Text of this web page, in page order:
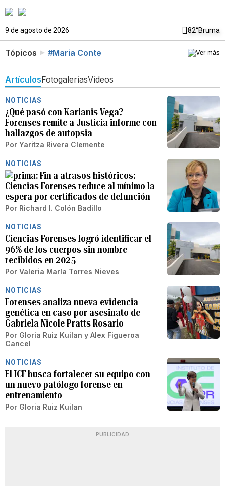
9 de agosto de 2026 82°Bruma
Tópicos #Maria Conte
ArtículosFotogaleríasVídeos
NOTICIAS
¿Qué pasó con Karianis Vega?
Forenses remite a Justicia informe con
hallazgos de autopsia
Por Yaritza Rivera Clemente
NOTICIAS
Fin a atrasos históricos:
Ciencias Forenses reduce al mínimo la
espera por certificados de defunción
Por Richard I. Colón Badillo
NOTICIAS
Ciencias Forenses logró identificar el
96% de los cuerpos sin nombre
recibidos en 2025
Por Valeria María Torres Nieves
NOTICIAS
Forenses analiza nueva evidencia
genética en caso por asesinato de
Gabriela Nicole Pratts Rosario
Por Gloria Ruiz Kuilan y Alex Figueroa
Cancel
NOTICIAS
El ICF busca fortalecer su equipo con
un nuevo patólogo forense en
entrenamiento
Por Gloria Ruiz Kuilan
PUBLICIDAD